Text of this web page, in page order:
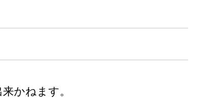
かねます。